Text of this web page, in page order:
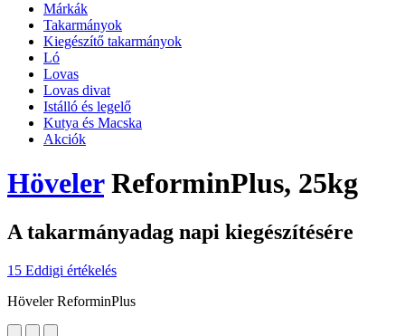
Márkák
Takarmányok
Kiegészítő takarmányok
Ló
Lovas
Lovas divat
Istálló és legelő
Kutya és Macska
Akciók
HövelerReforminPlus, 25kg
A takarmányadag napi kiegészítésére
15 Eddigi értékelés
Höveler ReforminPlus